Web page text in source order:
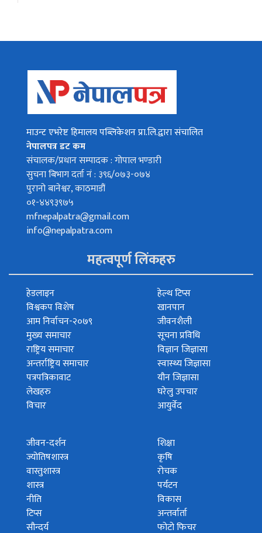
माउन्ट एभरेष्ट हिमालय पब्लिकेशन प्रा.लि.द्वारा संचालित
नेपालपत्र डट कम
संचालक/प्रधान सम्पादक : गोपाल भण्डारी
सुचना बिभाग दर्ता नं : ३९६/०७३-०७४
पुरानो बानेश्वर, काठमाडौं
०१-४४९३९७५
mfnepalpatra@gmail.com
info@nepalpatra.com
महत्वपूर्ण लिंकहरु
हेडलाइन
विश्वकप विशेष
आम निर्वाचन-२०७९
मुख्य समाचार
राष्ट्रिय समाचार
अन्तर्राष्ट्रिय समाचार
पत्रपत्रिकावाट
लेखहरु
विचार
हेल्थ टिप्स
खानपान
जीवनशैली
सूचना प्रविधि
विज्ञान जिज्ञासा
स्वास्थ्य जिज्ञासा
यौन जिज्ञासा
घरेलु उपचार
आयुर्वेद
जीवन-दर्शन
ज्योतिषशास्त्र
वास्तुशास्त्र
शास्त्र
नीति
टिप्स
सौन्दर्य
शिक्षा
कृषि
रोचक
पर्यटन
विकास
अन्तर्वार्ता
फोटो फिचर